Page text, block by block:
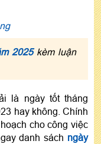
2025kèm luận
là ngày tốt tháng
hay không. Chính
cho công việc
danh sách ngày